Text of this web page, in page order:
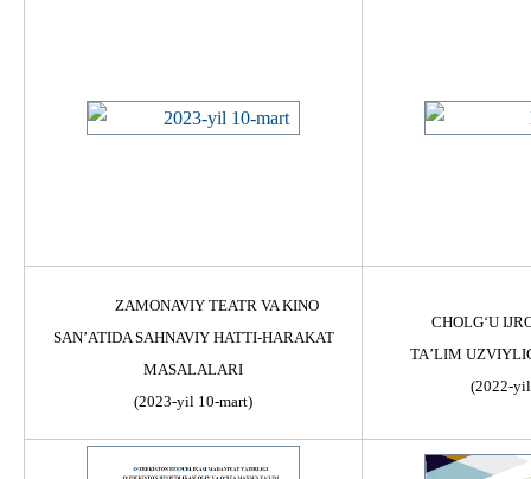
ZAMONAVIY TEATR VA KINO
SAN’ATIDA SAHNAVIY HATTI-HARAKAT
MASALALARI
(2023-yil 10-mart)
CHOLGʻU
TAʼLIM
(2022-